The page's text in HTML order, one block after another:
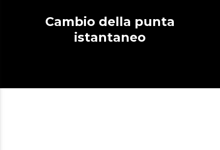
Cambio della punta
istantaneo